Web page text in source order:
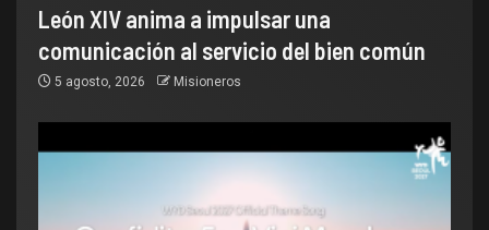
León XIV anima a impulsar una
comunicación al servicio del bien común
5 agosto, 2026 Misioneros